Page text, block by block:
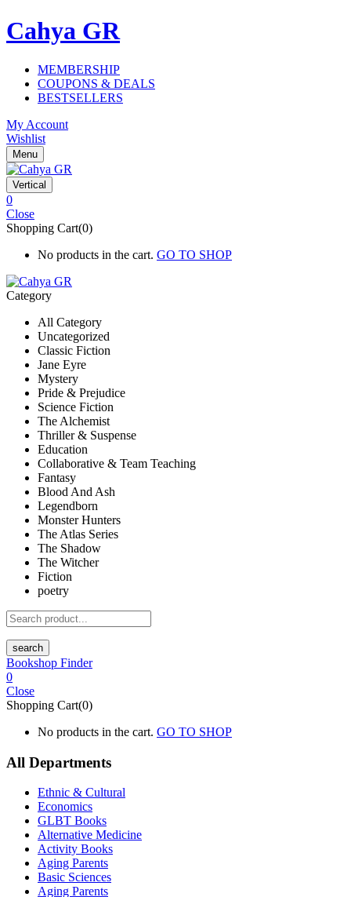
Cahya GR
MEMBERSHIP
COUPONS & DEALS
BESTSELLERS
My Account
Wishlist
Menu
Vertical
0
Close
Shopping Cart(0)
No products in the cart. GO TO SHOP
Category
All Category
Uncategorized
Classic Fiction
Jane Eyre
Mystery
Pride & Prejudice
Science Fiction
The Alchemist
Thriller & Suspense
Education
Collaborative & Team Teaching
Fantasy
Blood And Ash
Legendborn
Monster Hunters
The Atlas Series
The Shadow
The Witcher
Fiction
poetry
search
Bookshop Finder
0
Close
Shopping Cart(0)
No products in the cart. GO TO SHOP
All Departments
Ethnic & Cultural
Economics
GLBT Books
Alternative Medicine
Activity Books
Aging Parents
Basic Sciences
Aging Parents